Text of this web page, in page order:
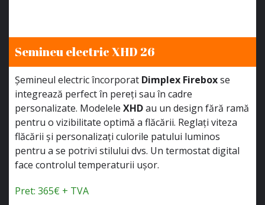
Semineu electric XHD 26
Șemineul electric încorporat Dimplex Fireboxse
integrează perfect în pereți sau în cadre
personalizate. Modelele XHDau un design fără ramă
pentru o vizibilitate optimă a flăcării. Reglați viteza
flăcării și personalizați culorile patului luminos
pentru a se potrivi stilului dvs. Un termostat digital
face controlul temperaturii ușor.
Pret: 365€ + TVA